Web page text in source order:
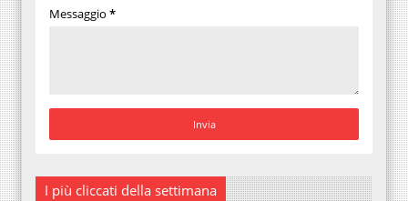
Messaggio *
I più cliccati della settimana